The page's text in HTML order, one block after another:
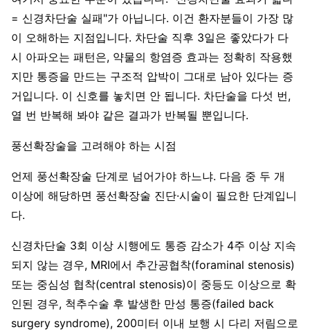
= 신경차단술 실패"가 아닙니다. 이건 환자분들이 가장 많
이 오해하는 지점입니다. 차단술 직후 3일은 좋았다가 다
시 아파오는 패턴은, 약물의 항염증 효과는 정확히 작용했
지만 통증을 만드는 구조적 압박이 그대로 남아 있다는 증
거입니다. 이 신호를 놓치면 안 됩니다. 차단술을 다섯 번,
열 번 반복해 봐야 같은 결과가 반복될 뿐입니다.
풍선확장술을 고려해야 하는 시점
언제 풍선확장술 단계로 넘어가야 하느냐. 다음 중 두 개
이상에 해당하면 풍선확장술 진단·시술이 필요한 단계입니
다.
신경차단술 3회 이상 시행에도 통증 감소가 4주 이상 지속
되지 않는 경우, MRI에서 추간공협착(foraminal stenosis)
또는 중심성 협착(central stenosis)이 중등도 이상으로 확
인된 경우, 척추수술 후 발생한 만성 통증(failed back
surgery syndrome), 200미터 이내 보행 시 다리 저림으로